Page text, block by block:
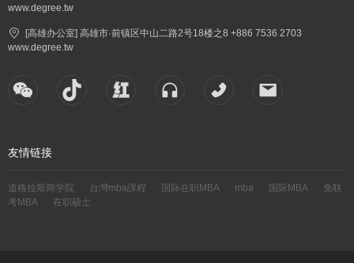
www.degree.tw
[高雄办公室] 高雄市·前镇区中山二路2号18楼之8 +886 7536 2703
www.degree.tw
友情链接
道格拉斯商学院 台灣mba課程 国际在职MBA mba 国际MBA
免联
考MBA
在职硕士